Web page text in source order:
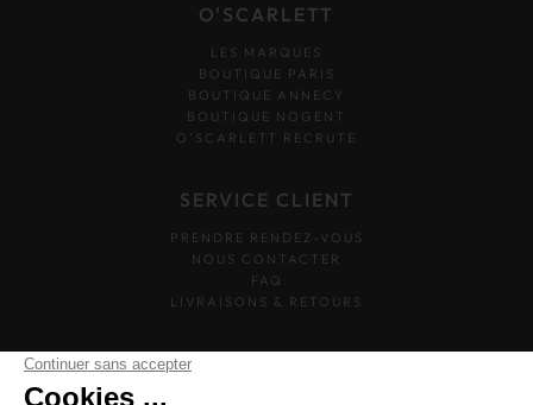
O'SCARLETT
LES MARQUES
BOUTIQUE PARIS
BOUTIQUE ANNECY
BOUTIQUE NOGENT
O’SCARLETT RECRUTE
SERVICE CLIENT
PRENDRE RENDEZ-VOUS
NOUS CONTACTER
FAQ
LIVRAISONS & RETOURS